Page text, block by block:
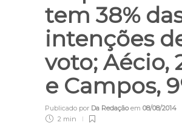
Ibope:
tem 38%
intenções
voto; Aécio,
e Campos,